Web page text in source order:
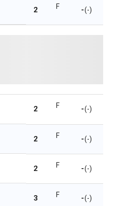
2 F -(-)
2 F -(-)
2 F -(-)
2 F -(-)
3 F -(-)